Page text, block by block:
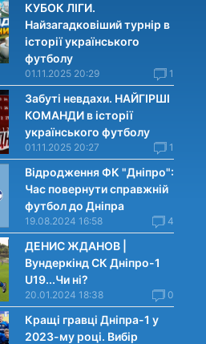
КУБОК ЛІГИ.
Найзагадковіший турнір в
історії українського
футболу
01.11.2025 20:29 1
Забуті невдахи. НАЙГІРШІ
КОМАНДИ в історії
українського футболу
01.11.2025 20:27 1
Відродження ФК "Дніпро":
Час повернути справжній
футбол до Дніпра
19.08.2024 16:58 4
ДЕНИС ЖДАНОВ |
Вундеркінд СК Дніпро-1
U19...Чи нi?
20.01.2024 18:38 0
Кращі гравці Дніпра-1 у
2023-му році. Вибiр